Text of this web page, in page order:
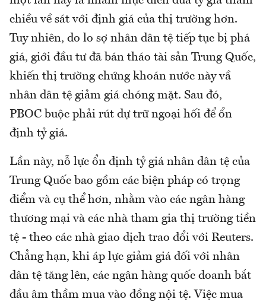
chiều về sát với định giá của thị trường hơn.
Tuy nhiên, do lo sợ nhân dân tệ tiếp tục bị phá
giá, giới đầu tư đã bán tháo tài sản Trung Quốc,
khiến thị trường chứng khoán nước này vầ
nhân dân tệ giảm giá chóng mặt. Sau đó,
PBOC buộc phải rút dự trữ ngoại hối để ổn
định tỷ giá.
Lần này, nỗ lực ổn định tỷ giá nhân dân tệ của
Trung Quốc bao gồm các biện pháp có trọng
điểm và cụ thể hơn, nhằm vào các ngân hàng
thương mại và các nhà tham gia thị trường tiền
tệ - theo các nhà giao dịch trao đổi với Reuters.
Chẳng hạn, khi áp lực giảm giá đối với nhân
dân tệ tăng lên, các ngân hàng quốc doanh bắt
đầu âm thầm mua vào đồng nội tệ. Việc mua